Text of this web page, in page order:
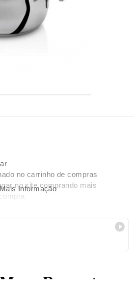
no carrinho de compras
no site comprando mais
Transferência bancária,